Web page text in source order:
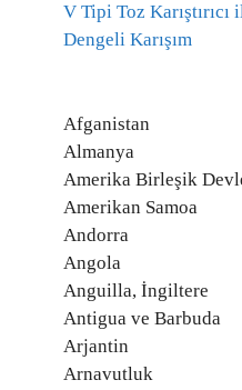
V Tipi Toz
Dengeli Karışım
Afganistan
Almanya
Amerika Birleşik
Amerikan Samoa
Andorra
Angola
Anguilla, İngiltere
Antigua ve Barbuda
Arjantin
Arnavutluk